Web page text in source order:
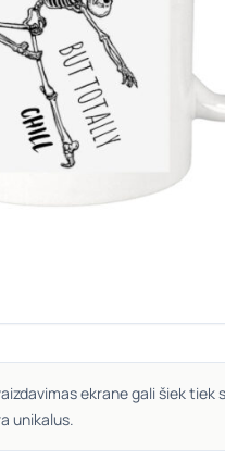
ekrane gali šiek
unikalus.